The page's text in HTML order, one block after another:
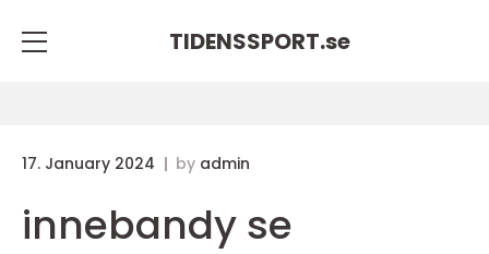
TIDENSSPORT.se
17. January 2024 by admin
innebandy se